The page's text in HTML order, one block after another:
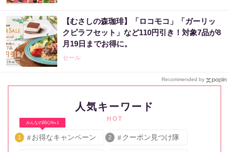
【むさしの森珈琲】「ロコモコ」「ガーリッ
クピラフセット」など110円引き！対象7品が8
月19日までお得に。
セール
Recommended by
人気キーワード
HOT
みんなの関心No.1
1 お得なキャンペーン 2 クーポン見つけ隊